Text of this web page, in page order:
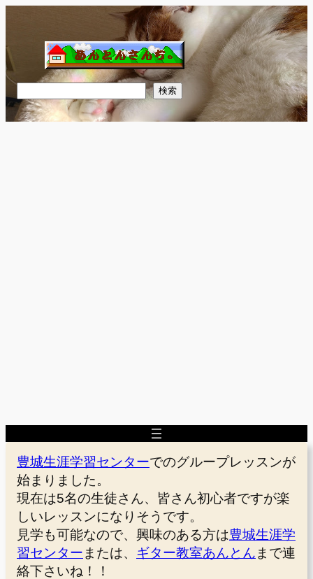
を
ス
キ
ッ
プ
索
検索
豊城生涯学習センターでのグループレッスンが
始まりました。
現在は5名の生徒さん、皆さん初心者ですが楽
しいレッスンになりそうです。
見学も可能なので、興味のある方は豊城生涯学
習センター または、 ギター教室あんとん まで連
絡下さいね！！